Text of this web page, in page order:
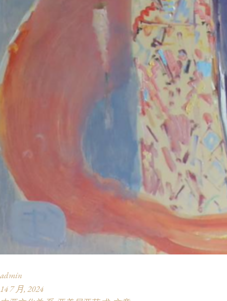
admin
14 7 月, 2024